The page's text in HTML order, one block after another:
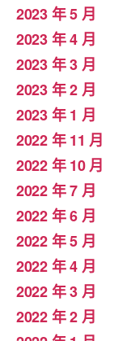
2023 年 5 月
2023 年 4 月
2023 年 3 月
2023 年 2 月
2023 年 1 月
2022 年 11 月
2022 年 10 月
2022 年 7 月
2022 年 6 月
2022 年 5 月
2022 年 4 月
2022 年 3 月
2022 年 2 月